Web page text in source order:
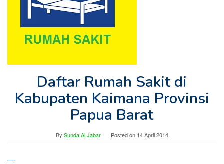
Daftar Rumah Sakit di
Kabupaten Kaimana Provinsi
Papua Barat
By Sunda Al Jabar Posted on 14 April 2014
—